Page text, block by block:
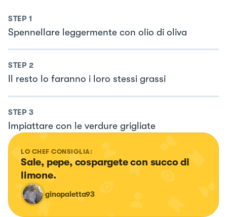
STEP 1
Spennellare leggermente con olio di oliva
STEP 2
Il resto lo faranno i loro stessi grassi
STEP 3
Impiattare con le verdure grigliate
LO CHEF CONSIGLIA:
Sale, pepe, cospargete con succo di
limone.
ginopaletta93